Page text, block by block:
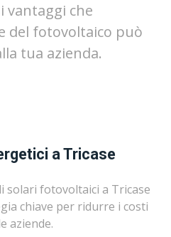
vantaggi che
del fotovoltaico può
tua azienda.
a Tricase
solari fotovoltaici a Tricase
chiave per ridurre i costi
aziende.